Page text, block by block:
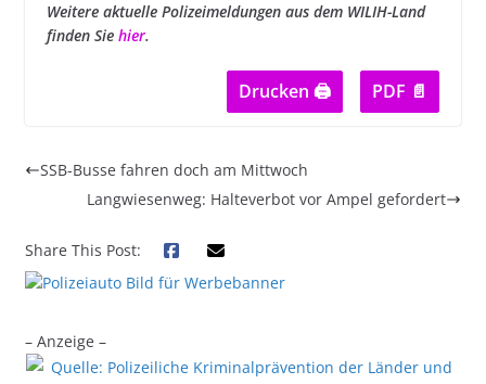
Weitere aktuelle Polizeimeldungen aus dem WILIH-Land
finden Sie hier.
Drucken 🖨 PDF 📄
SSB-Busse fahren doch am Mittwoch
Langwiesenweg: Halteverbot vor Ampel gefordert
Share This Post:
– Anzeige –